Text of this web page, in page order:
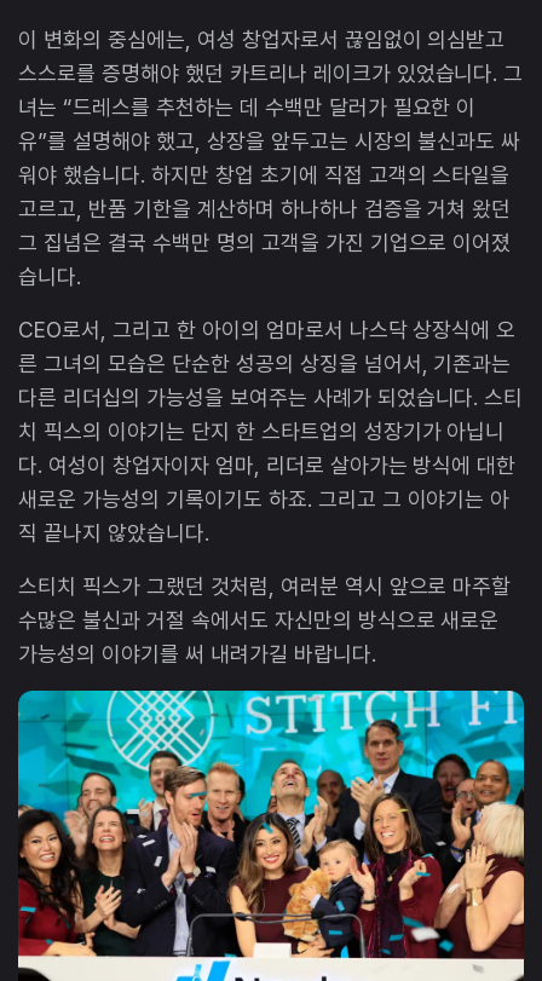
이 변화의 중심에는, 여성 창업자로서 끊임없이 의심받고
스스로를 증명해야 했던 카트리나 레이크가 있었습니다. 그
녀는 “드레스를 추천하는 데 수백만 달러가 필요한 이
유”를 설명해야 했고, 상장을 앞두고는 시장의 불신과도 싸
워야 했습니다. 하지만 창업 초기에 직접 고객의 스타일을
고르고, 반품 기한을 계산하며 하나하나 검증을 거쳐 왔던
그 집념은 결국 수백만 명의 고객을 가진 기업으로 이어졌
습니다.
CEO로서, 그리고 한 아이의 엄마로서 나스닥 상장식에 오
른 그녀의 모습은 단순한 성공의 상징을 넘어서, 기존과는
다른 리더십의 가능성을 보여주는 사례가 되었습니다. 스티
치 픽스의 이야기는 단지 한 스타트업의 성장기가 아닙니
다. 여성이 창업자이자 엄마, 리더로 살아가는 방식에 대한
새로운 가능성의 기록이기도 하죠. 그리고 그 이야기는 아
직 끝나지 않았습니다.
스티치 픽스가 그랬던 것처럼, 여러분 역시 앞으로 마주할
수많은 불신과 거절 속에서도 자신만의 방식으로 새로운
가능성의 이야기를 써 내려가길 바랍니다.